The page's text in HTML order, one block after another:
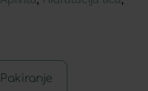
Pakiranje